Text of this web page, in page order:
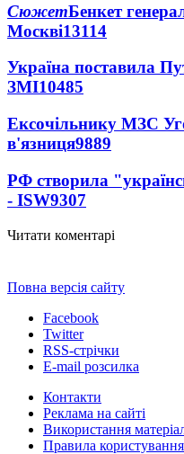
СюжетБенкет
Москві13114
Україна поставила
ЗМІ10485
Ексочільнику МЗС
в'язниця9889
РФ створила
- ISW9307
Читати коментарі
Повна версія сайту
Facebook
Twitter
RSS-стрічки
E-mail розсилка
Контакти
Реклама на сайті
Використання
Правила